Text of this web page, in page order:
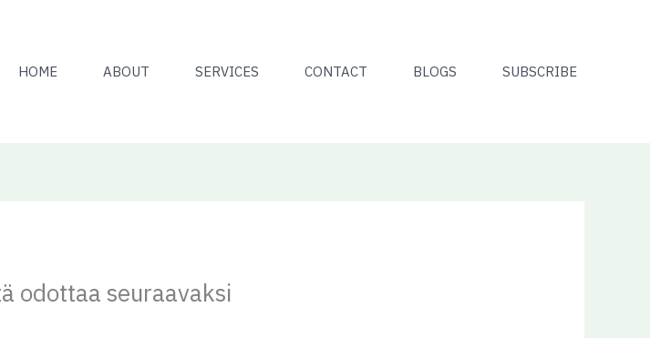
HOME ABOUT SERVICES CONTACT BLOGS SUBSCRIBE
odottaa seuraavaksi